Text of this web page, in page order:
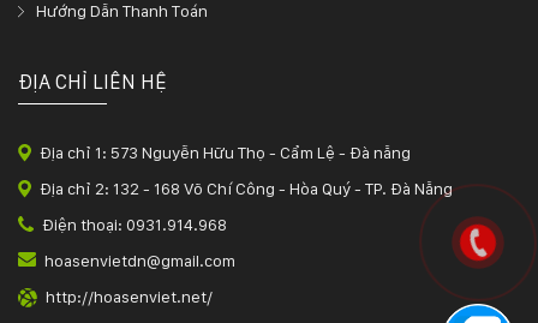
Hướng Dẫn Thanh Toán
ĐỊA CHỈ LIÊN HỆ
Địa chỉ 1: 573 Nguyễn Hữu Thọ - Cẩm Lệ - Đà nẵng
Địa chỉ 2: 132 - 168 Võ Chí Công - Hòa Quý - TP. Đà Nẵng
Điện thoại: 0931.914.968
hoasenvietdn@gmail.com
http://hoasenviet.net/